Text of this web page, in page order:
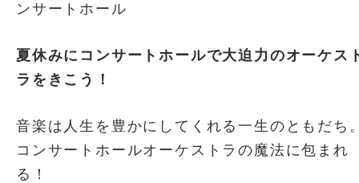
ンサートホール
夏休みにコンサートホールで大迫力のオーケス
ラをきこう！
音楽は人生を豊かにしてくれる一生のともだち
コンサートホールオーケストラの魔法に包まれ
る！